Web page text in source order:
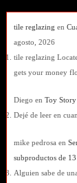
tile reglazing en
agosto, 2026
tile reglazing
gets your money
Diego en Toy
Dejé de leer en
mike pedrosa en
subproductos de
Alguien sabe de